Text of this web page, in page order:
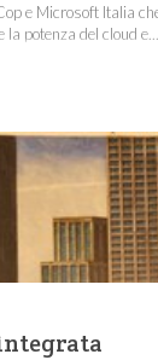
e Microsoft Italia
potenza del cloud e...